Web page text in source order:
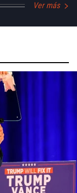
Ver más